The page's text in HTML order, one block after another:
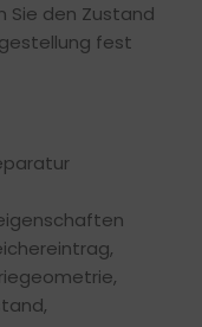
Sie den Zustand
fest